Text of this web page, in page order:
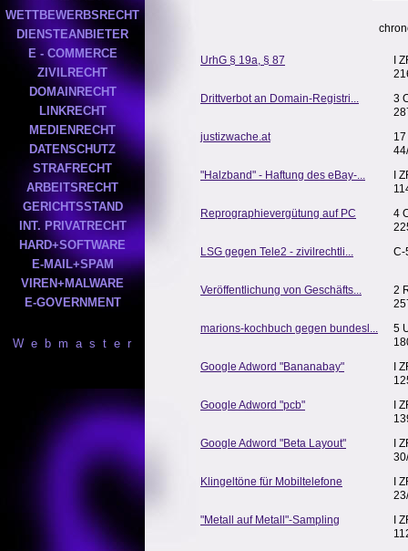
WETTBEWERBSRECHT
DIENSTEANBIETER
E - COMMERCE
ZIVILRECHT
DOMAINRECHT
LINKRECHT
MEDIENRECHT
DATENSCHUTZ
STRAFRECHT
ARBEITSRECHT
GERICHTSSTAND
INT. PRIVATRECHT
HARD+SOFTWARE
E-MAIL+SPAM
VIREN+MALWARE
E-GOVERNMENT
W e b m a s t e r
UrhG § 19a, § 87
I
Drittverbot an Domain-Registri...
3
justizwache.at
"Halzband" - Haftung des eBay-...
I
Reprographievergütung auf PC
4
LSG gegen Tele2 - zivilrechtli...
C-
Veröffentlichung von Geschäfts...
2
marions-kochbuch gegen bundesl...
5
Google Adword "Bananabay"
I
Google Adword "pcb"
I
Google Adword "Beta Layout"
I
Klingeltöne für Mobiltelefone
I
"Metall auf Metall"-Sampling
I